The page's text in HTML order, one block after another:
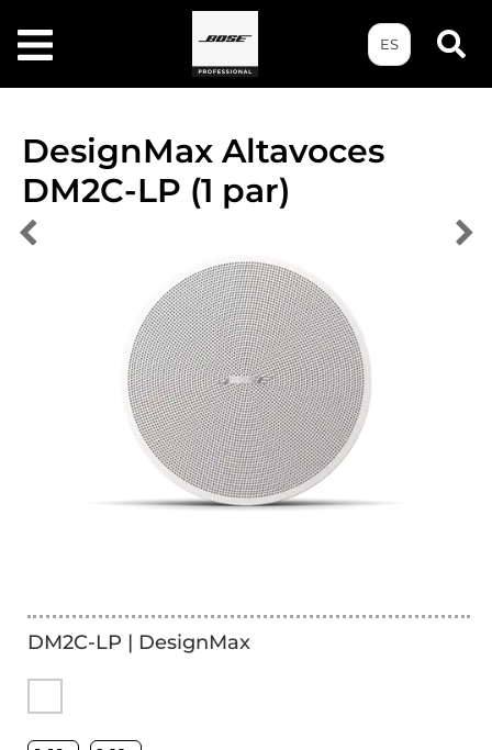
ES
DesignMax Altavoces
DM2C-LP (1 par)
DM2C-LP | DesignMax